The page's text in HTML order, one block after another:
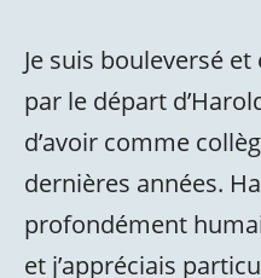
Je suis bouleversé
par le départ
d’avoir comme
dernières années.
profondément
et j’appréciais